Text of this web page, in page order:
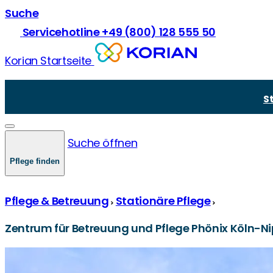
Suche
Servicehotline +49 (800) 128 555 50
Korian Startseite
Vollstationäre Pflege
Demenzpflege
Verhinderungspflege
Junge Pflege
Comorbidität
Über Korian
Unsere Werte
Zukünftige Standorte & Bauprojekte
Pflege und Prävention
Demenz und Pflege
Gesetze und Recht
Pflegegrade
Pflegekasse und -finanzierung
Pflege finden
Suche öffnen
Pflege & Betreuung Stationäre Pflege
Zentrum für Betreuung und Pflege Phönix Köln-